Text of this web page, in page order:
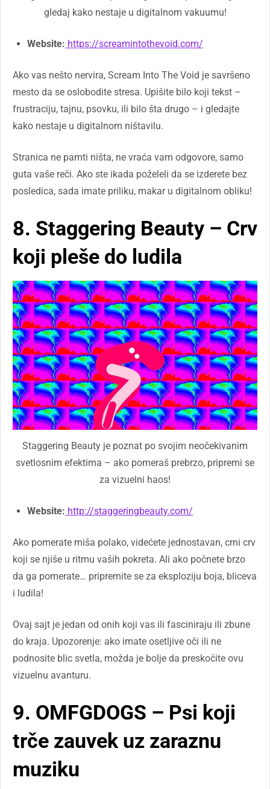
gledaj kako nestaje u digitalnom vakuumu!
Website: https://screamintothevoid.com/
Ako vas nešto nervira, Scream Into The Void je savršeno
mesto da se oslobodite stresa. Upišite bilo koji tekst –
frustraciju, tajnu, psovku, ili bilo šta drugo – i gledajte
kako nestaje u digitalnom ništavilu.
Stranica ne pamti ništa, ne vraća vam odgovore, samo
guta vaše reči. Ako ste ikada poželeli da se izderete bez
posledica, sada imate priliku, makar u digitalnom obliku!
8. Staggering Beauty – Crv
koji pleše do ludila
Staggering Beauty je poznat po svojim neočekivanim
svetlosnim efektima – ako pomeraš prebrzo, pripremi se
za vizuelni haos!
Website: http://staggeringbeauty.com/
Ako pomerate miša polako, videćete jednostavan, crni crv
koji se njiše u ritmu vaših pokreta. Ali ako počnete brzo
da ga pomerate… pripremite se za eksploziju boja, bliceva
i ludila!
Ovaj sajt je jedan od onih koji vas ili fasciniraju ili zbune
do kraja. Upozorenje: ako imate osetljive oči ili ne
podnosite blic svetla, možda je bolje da preskočite ovu
vizuelnu avanturu.
9. OMFGDOGS – Psi koji
trče zauvek uz zaraznu
muziku